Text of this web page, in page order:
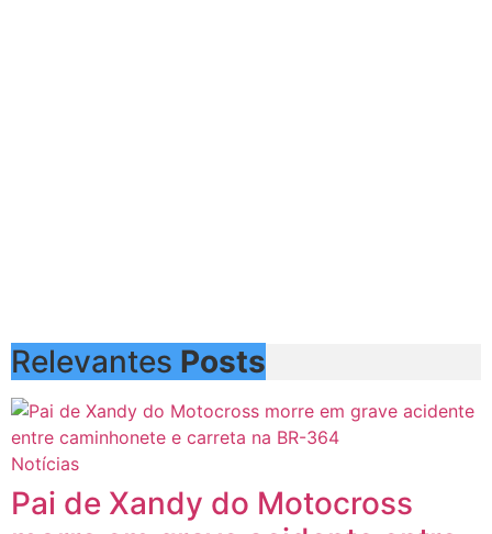
Relevantes Posts
Notícias
Pai de Xandy do Motocross